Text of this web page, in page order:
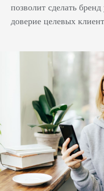
позволит сделать
доверие целевых